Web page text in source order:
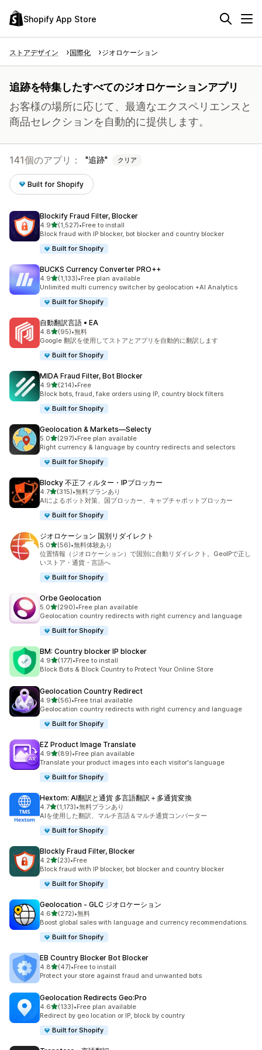
Shopify App Store
ストアデザイン 国際化 ジオロケーション
追跡を特集したすべてのジオロケーションアプリ
お客様の場所に応じて、最適なエクスペリエンスと
商品セレクションを自動的に提供します。
141個のアプリ： 追跡 クリア
Built for Shopify
Blockify Fraud Filter, Blocker
4.95つ星中
(1,527)
合計レビュー数：1527件
•Free to install
Block fraud with IP blocker, bot blocker and country blocker
Built for Shopify
BUCKS Currency Converter PRO++
4.95つ星中
(1,133)
合計レビュー数：1133件
•Free plan available
Unlimited multi currency switcher by geolocation +AI Analytics
Built for Shopify
自動翻訳言語 • EA
4.85つ星中
(95)
合計レビュー数：95件
•無料
Google 翻訳を使用してストアとアプリを自動的に翻訳します
Built for Shopify
MIDA Fraud Filter, Bot Blocker
4.95つ星中
(214)
合計レビュー数：214件
•Free
Block bots, fraud, fake orders using IP, country block filters
Built for Shopify
Geolocation & Markets—Selecty
5.05つ星中
(297)
合計レビュー数：297件
•Free plan available
Right currency & language by country redirects and selectors
Built for Shopify
Blocky 不正フィルター・IPブロッカー
4.75つ星中
(315)
合計レビュー数：315件
•無料プランあり
AIによるボット対策、国ブロッカー、キャプチャボットブロッカー
Built for Shopify
ジオロケーション 国別リダイレクト
5.05つ星中
(56)
合計レビュー数：56件
•無料体験あり
位置情報（ジオロケーション）で国別に自動リダイレクト。GeoIPで正し
いストア・通貨・言語へ
Built for Shopify
Orbe Geolocation
5.05つ星中
(290)
合計レビュー数：290件
•Free plan available
Geolocation country redirects with right currency and language
Built for Shopify
BM: Country blocker IP blocker
4.95つ星中
(177)
合計レビュー数：177件
•Free to install
Block Bots & Block Country to Protect Your Online Store
Geolocation Country Redirect
4.95つ星中
(56)
合計レビュー数：56件
•Free trial available
Geolocation country redirects with right currency and language
Built for Shopify
EZ Product Image Translate
4.95つ星中
(89)
合計レビュー数：89件
•Free plan available
Translate your product images into each visitor's language
Built for Shopify
Hextom: AI翻訳と通貨 多言語翻訳＋多通貨変換
4.75つ星中
(1,173)
合計レビュー数：1173件
•無料プランあり
AIを使用した翻訳、マルチ言語＆マルチ通貨コンバーター
Built for Shopify
Blockly Fraud Filter, Blocker
4.25つ星中
(23)
合計レビュー数：23件
•Free
Block fraud with IP blocker, bot blocker and country blocker
Built for Shopify
Geolocation ‑ GLC ジオロケーション
4.65つ星中
(272)
合計レビュー数：272件
•無料
Boost global sales with language and currency recommendations.
Built for Shopify
EB Country Blocker Bot Blocker
4.85つ星中
(47)
合計レビュー数：47件
•Free to install
Protect your store against fraud and unwanted bots
Geolocation Redirects Geo:Pro
4.65つ星中
(133)
合計レビュー数：133件
•Free plan available
Redirect by geo location or IP, block by country
Built for Shopify